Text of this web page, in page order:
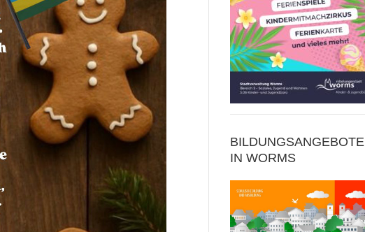
BILDUNGSANGEBOTE
IN WORMS